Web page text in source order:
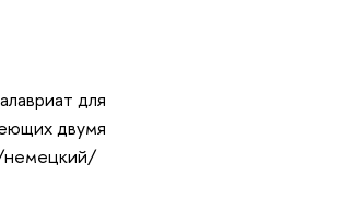
для
двумя
немецкий/